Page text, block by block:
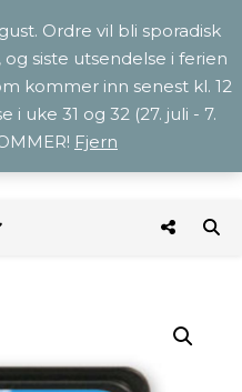
Ordre vil bli sporadisk
siste utsendelse i ferien
kommer inn senest kl. 12
uke 31 og 32 (27. juli - 7.
Fjern